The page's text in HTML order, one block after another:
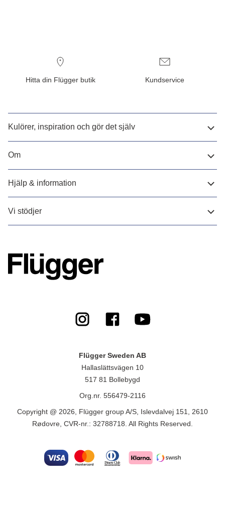
Hitta din Flügger butik Kundservice
Kulörer, inspiration och gör det själv
Om
Hjälp & information
Vi stödjer
Flügger Sweden AB
Hallaslättsvägen 10
517 81 Bollebygd
Org.nr. 556479-2116
Copyright @ 2026, Flügger group A/S, Islevdalvej 151, 2610
Rødovre, CVR-nr.: 32788718. All Rights Reserved.